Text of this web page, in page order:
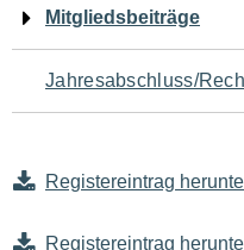
Mitgliedsbeiträge
Jahresabschluss/
Registereintrag
Registereintrag